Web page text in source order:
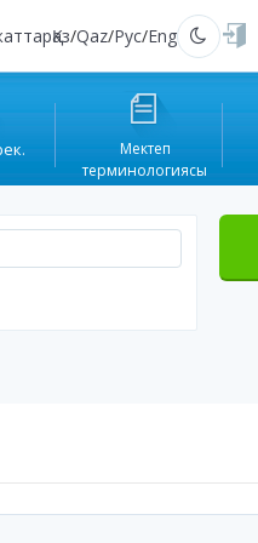
Қаз/Qaz/Рус/Eng Қараңғы
Мектеп
терминологиясы